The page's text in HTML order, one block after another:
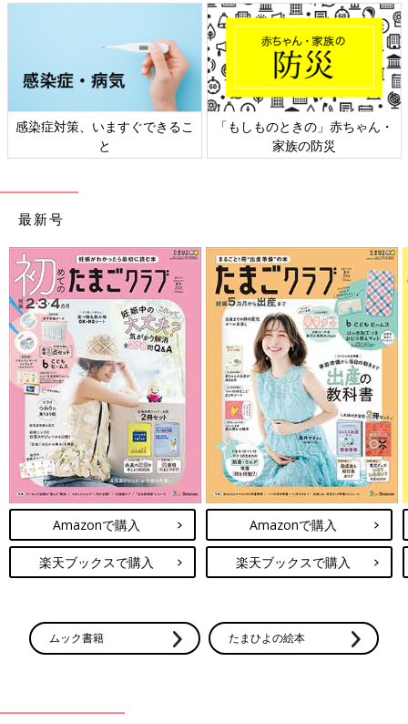
感染症対策、いますぐできるこ
と
「もしものときの」赤ちゃん・
家族の防災
最新号
Amazonで購入
楽天ブックスで購入
Amazonで購入
楽天ブックスで購入
ムック書籍 たまひよの絵本